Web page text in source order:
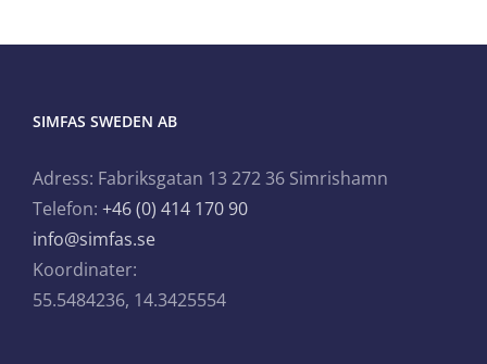
SIMFAS SWEDEN AB
Adress: Fabriksgatan 13 272 36 Simrishamn
Telefon: +46 (0) 414 170 90
info@simfas.se
Koordinater:
55.5484236, 14.3425554